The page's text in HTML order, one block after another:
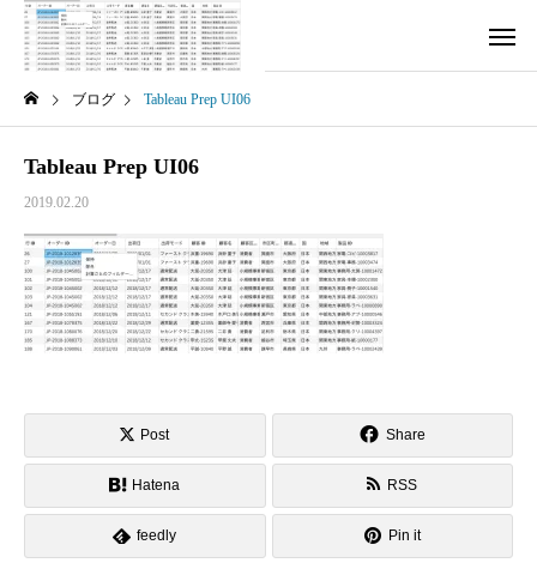
ブログ Tableau Prep UI06
Tableau Prep UI06
2019.02.20
Post Share
Hatena RSS
feedly Pin it